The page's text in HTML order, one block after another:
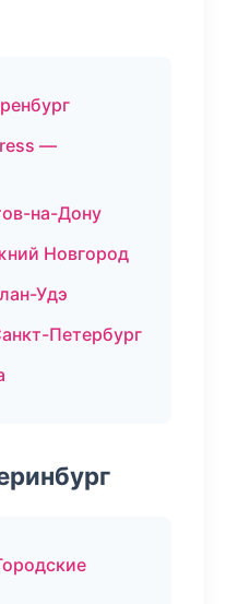
—
на-Дону
Новгород
Удэ
Петербург